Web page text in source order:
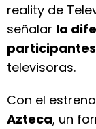
reality de
señalar la
televisoras.
Con el
Azteca, un